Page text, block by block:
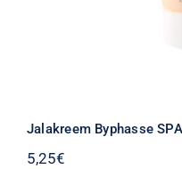
Jalakreem Byphasse
5,25€